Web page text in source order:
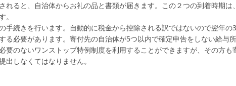
れると、自治体からお礼の品と書類が届きます。この２つの到着時期は
。
手続きを行います。自動的に税金から控除される訳ではないので翌年の
る必要があります。寄付先の自治体が5つ以内で確定申告をしない給与
要のないワンストップ特例制度を利用することができますが、その方も
出しなくてはなりません。